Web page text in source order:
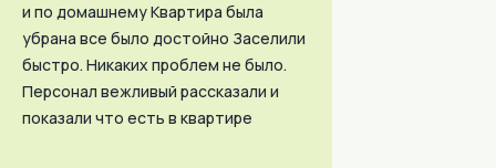
и по домашнему Квартира была
убрана все было достойно Заселили
быстро. Никаких проблем не было.
Персонал вежливый рассказали и
показали что есть в квартире